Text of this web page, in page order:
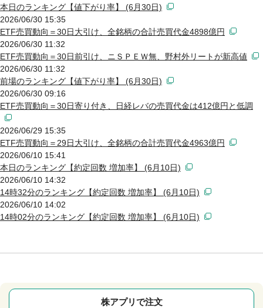
本日のランキング【値下がり率】 (6月30日)
2026/06/30 15:35
ETF売買動向＝30日大引け、全銘柄の合計売買代金4898億円
2026/06/30 11:32
ETF売買動向＝30日前引け、ニＳＰＥＷ無、野村外リートが新高値
2026/06/30 11:32
前場のランキング【値下がり率】 (6月30日)
2026/06/30 09:16
ETF売買動向＝30日寄り付き、日経レバの売買代金は412億円と低調
2026/06/29 15:35
ETF売買動向＝29日大引け、全銘柄の合計売買代金4963億円
2026/06/10 15:41
本日のランキング【約定回数 増加率】 (6月10日)
2026/06/10 14:32
14時32分のランキング【約定回数 増加率】 (6月10日)
2026/06/10 14:02
14時02分のランキング【約定回数 増加率】 (6月10日)
株アプリで注文